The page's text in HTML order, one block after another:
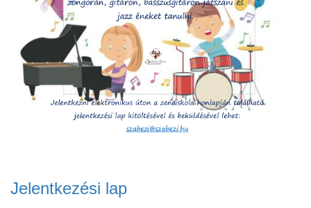
Területi Válogatója
Jelentkezési lap